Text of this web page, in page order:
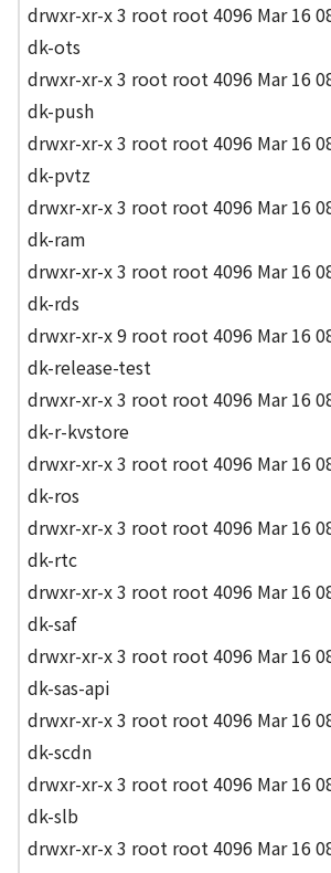
drwxr-xr-x 3 root root 4096 Mar 16
dk-ots
drwxr-xr-x 3 root root 4096 Mar 16
dk-push
drwxr-xr-x 3 root root 4096 Mar 16
dk-pvtz
drwxr-xr-x 3 root root 4096 Mar 16
dk-ram
drwxr-xr-x 3 root root 4096 Mar 16
dk-rds
drwxr-xr-x 9 root root 4096 Mar 16
dk-release-test
drwxr-xr-x 3 root root 4096 Mar 16
dk-r-kvstore
drwxr-xr-x 3 root root 4096 Mar 16
dk-ros
drwxr-xr-x 3 root root 4096 Mar 16
dk-rtc
drwxr-xr-x 3 root root 4096 Mar 16
dk-saf
drwxr-xr-x 3 root root 4096 Mar 16
dk-sas-api
drwxr-xr-x 3 root root 4096 Mar 16
dk-scdn
drwxr-xr-x 3 root root 4096 Mar 16
dk-slb
drwxr-xr-x 3 root root 4096 Mar 16